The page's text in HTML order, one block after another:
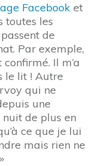
Facebook et
toutes les
de
Par exemple,
confirmé. Il m’a
le lit ! Autre
qui ne
une
de plus en
ce que je lui
mais rien ne